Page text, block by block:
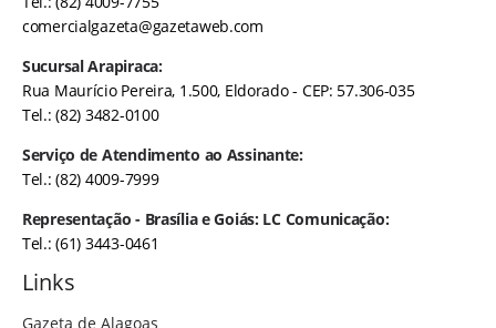
comercialgazeta@gazetaweb.com
Sucursal Arapiraca:
Rua Maurício Pereira, 1.500, Eldorado - CEP: 57.306-035
Tel.: (82) 3482-0100
Serviço de Atendimento ao Assinante:
Tel.: (82) 4009-7999
Representação - Brasília e Goiás: LC Comunicação:
Tel.: (61) 3443-0461
Links
Gazeta de Alagoas